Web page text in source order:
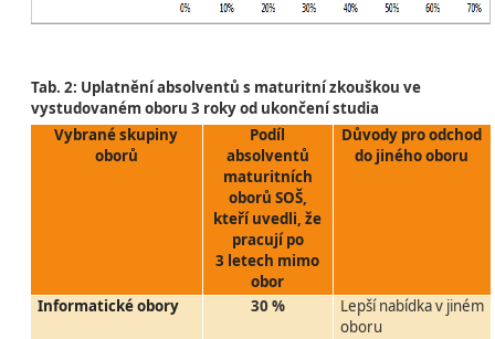
Tab. 2: Uplatnění absolventů s maturitní zkouškou ve
vystudovaném oboru 3 roky od ukončení studia
Vybrané skupiny
oborů
Podíl
absolventů
maturitních
oborů SOŠ,
kteří uvedli, že
pracují po
3 letech mimo
obor
Důvody pro odchod
do jiného oboru
Informatické obory 30 %
Lepší nabídka v jiném
oboru